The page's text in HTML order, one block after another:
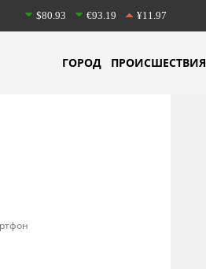
$80.93 €93.19 ¥11.97
ГОРОД ПРОИСШЕСТВИЯ